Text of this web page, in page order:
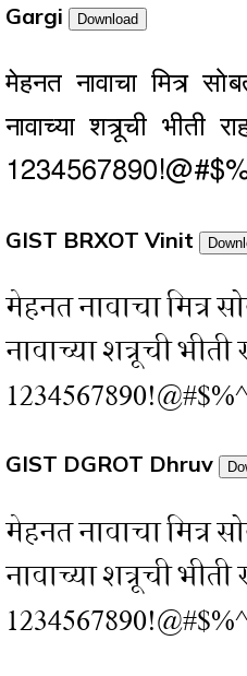
Gargi Download
मेहनत नावाचा मित्र
नावाच्या शत्रूची भीती
GIST BRXOT Vinit
मेहनत नावाचा
नावाच्या शत्रूची भीती
GIST DGROT Dhruv
मेहनत नावाचा
नावाच्या शत्रूची भीती